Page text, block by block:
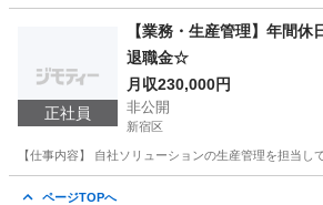
SE
正社員
【業務・生産管理】年間
退職金☆
月収230,000円
非公開
新宿区
【仕事内容】 自社ソリューションの生産管理を担当
ページTOPへ